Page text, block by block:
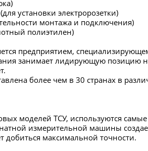
установки электророзетки)
монтажа и подключения)
полиэтилен)
предприятием,
занимает лидирующую позицию
более чем в 30 странах в
моделей ТСУ, используются
измерительной машины
добиться максимальной точности.